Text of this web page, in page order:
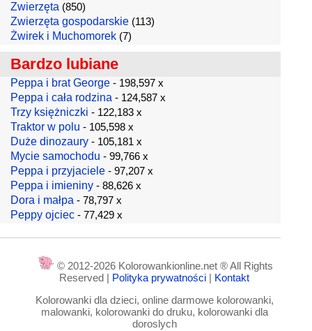
Zwierzęta (850)
Zwierzęta gospodarskie (113)
Żwirek i Muchomorek (7)
Bardzo lubiane
Peppa i brat George - 198,597 x
Peppa i cała rodzina - 124,587 x
Trzy księżniczki - 122,183 x
Traktor w polu - 105,598 x
Duże dinozaury - 105,181 x
Mycie samochodu - 99,766 x
Peppa i przyjaciele - 97,207 x
Peppa i imieniny - 88,626 x
Dora i małpa - 78,797 x
Peppy ojciec - 77,429 x
© 2012-2026 Kolorowankionline.net ® All Rights
Reserved | Polityka prywatności | Kontakt
Kolorowanki dla dzieci, online darmowe kolorowanki,
malowanki, kolorowanki do druku, kolorowanki dla
doroslych